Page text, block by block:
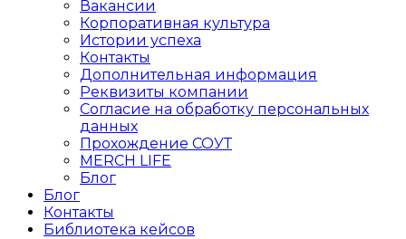
Вакансии
Корпоративная культура
Истории успеха
Контакты
Дополнительная информация
Реквизиты компании
Согласие на обработку персональных
данных
Прохождение СОУТ
MERCH LIFE
Блог
Блог
Контакты
Библиотека кейсов